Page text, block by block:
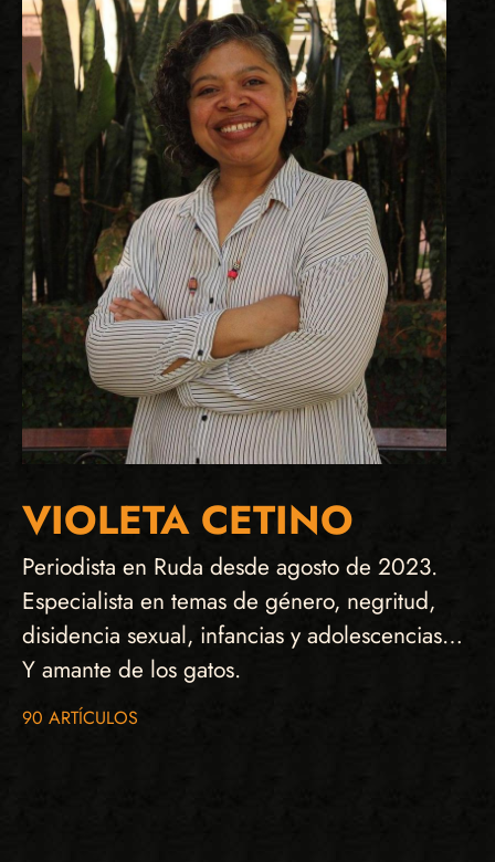
VIOLETA CETINO
Periodista en Ruda desde agosto de 2023.
Especialista en temas de género, negritud,
disidencia sexual, infancias y adolescencias…
Y amante de los gatos.
90 ARTÍCULOS